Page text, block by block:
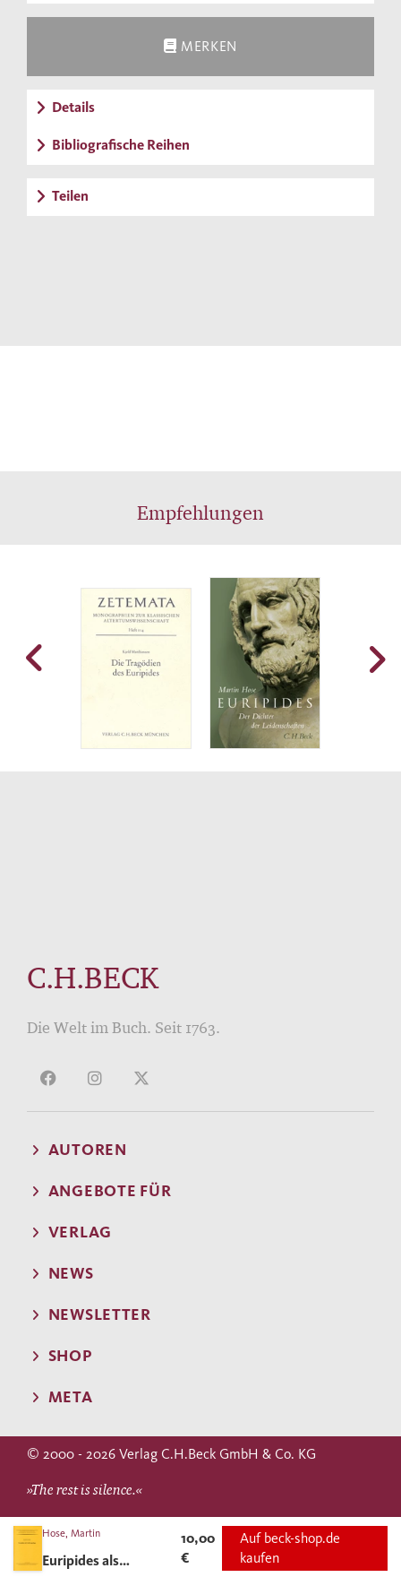
Hose, Martin
Euripides als
10,00
€
Auf beck-shop.de
kaufen
MERKEN
Details
Bibliografische Reihen
Teilen
Empfehlungen
C.H.BECK
Die Welt im Buch. Seit 1763.
AUTOREN
ANGEBOTE FÜR
VERLAG
NEWS
NEWSLETTER
SHOP
META
© 2000 - 2026 Verlag C.H.Beck GmbH & Co. KG
»The rest is silence.«
WILLIAM SHAKESPEARE
(Hamlet)